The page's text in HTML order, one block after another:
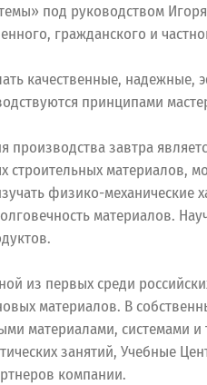
под руководством
гражданского и
качественные, надежные,
принципами
производства завтра
строительных
физико-механические
материалов.
из первых среди
материалов. В
материалами, системами
занятий, Учебные
компании.